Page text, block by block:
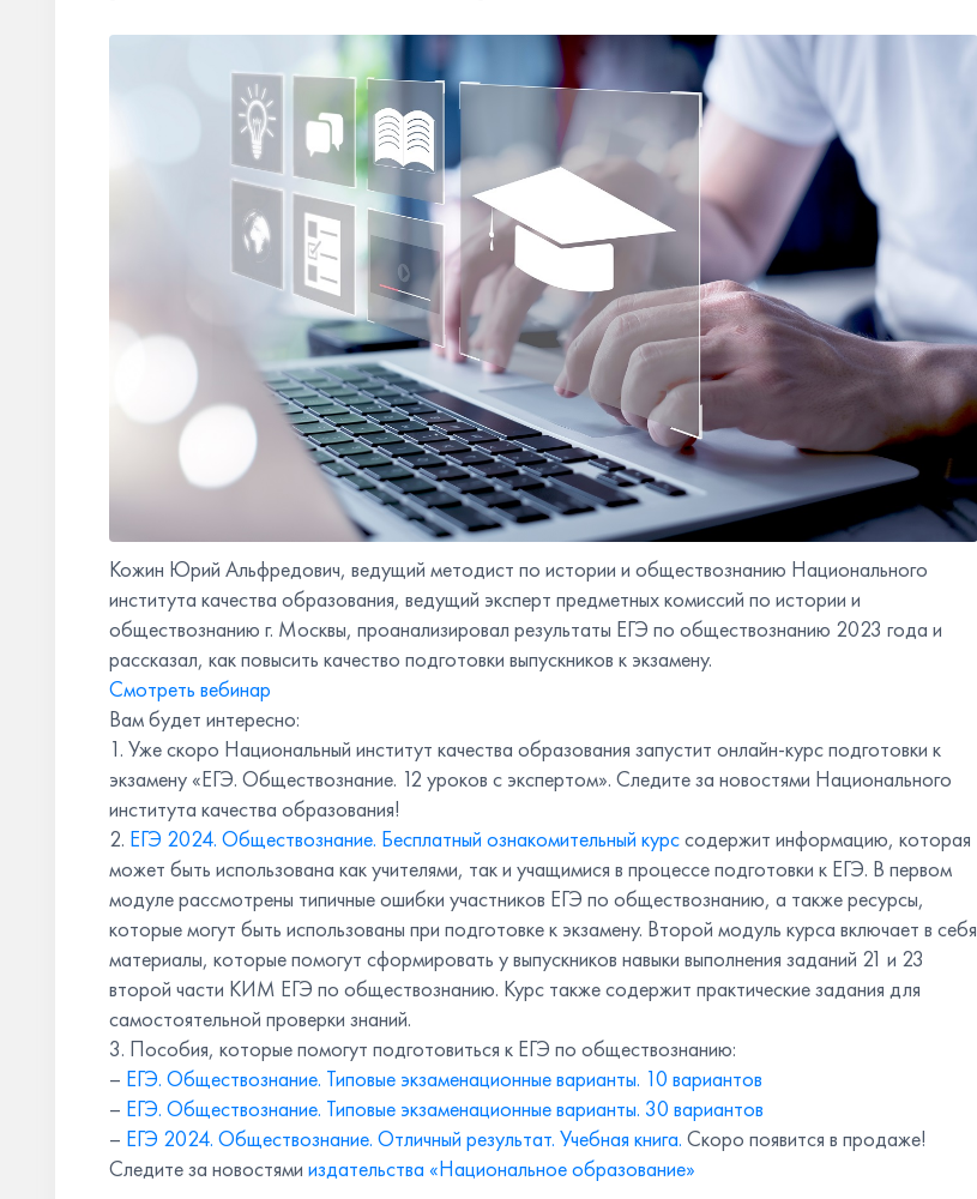
Кожин Юрий Альфредович, ведущий методист по истории и обществознанию Национального
института качества образования, ведущий эксперт предметных комиссий по истории и
обществознанию г. Москвы, проанализировал результаты ЕГЭ по обществознанию 2023 года и
рассказал, как повысить качество подготовки выпускников к экзамену.
Смотреть вебинар
Вам будет интересно:
1. Уже скоро Национальный институт качества образования запустит онлайн-курс подготовки к
экзамену «ЕГЭ. Обществознание. 12 уроков с экспертом». Следите за новостями Национального
института качества образования!
2. ЕГЭ 2024. Обществознание. Бесплатный ознакомительный курссодержит информацию, которая
может быть использована как учителями, так и учащимися в процессе подготовки к ЕГЭ. В первом
модуле рассмотрены типичные ошибки участников ЕГЭ по обществознанию, а также ресурсы,
которые могут быть использованы при подготовке к экзамену. Второй модуль курса включает в себя
материалы, которые помогут сформировать у выпускников навыки выполнения заданий 21 и 23
второй части КИМ ЕГЭ по обществознанию. Курс также содержит практические задания для
самостоятельной проверки знаний.
3. Пособия, которые помогут подготовиться к ЕГЭ по обществознанию:
– ЕГЭ. Обществознание. Типовые экзаменационные варианты. 10 вариантов
– ЕГЭ. Обществознание. Типовые экзаменационные варианты. 30 вариантов
– ЕГЭ 2024. Обществознание. Отличный результат. Учебная книга. Скоро появится в продаже!
Следите за новостями издательства «Национальное образование»